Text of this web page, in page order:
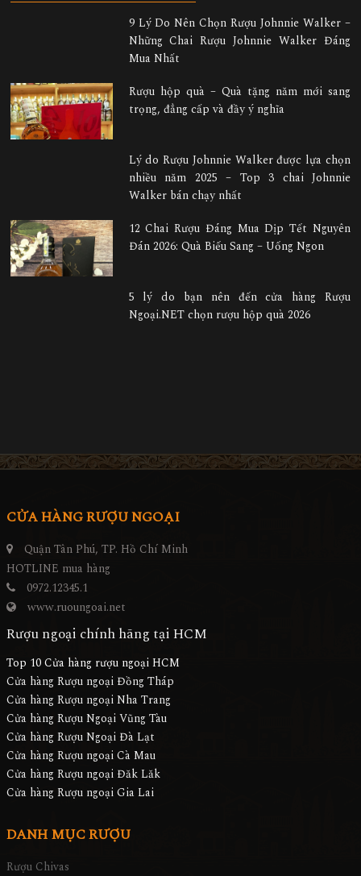
9 Lý Do Nên Chọn Rượu Johnnie Walker –
Những Chai Rượu Johnnie Walker Đáng
Mua Nhất
Rượu hộp quà – Quà tặng năm mới sang
trọng, đẳng cấp và đầy ý nghĩa
Lý do Rượu Johnnie Walker được lựa chọn
nhiều năm 2025 – Top 3 chai Johnnie
Walker bán chạy nhất
12 Chai Rượu Đáng Mua Dịp Tết Nguyên
Đán 2026: Quà Biếu Sang – Uống Ngon
5 lý do bạn nên đến cửa hàng Rượu
Ngoại.NET chọn rượu hộp quà 2026
CỬA HÀNG RƯỢU NGOẠI
Quận Tân Phú, TP. Hồ Chí Minh
HOTLINE mua hàng
0972.12345.1
www.ruoungoai.net
Rượu ngoại chính hãng tại HCM
Top 10 Cửa hàng rượu ngoại HCM
Cửa hàng Rượu ngoại Đồng Tháp
Cửa hàng Rượu ngoại Nha Trang
Cửa hàng Rượu Ngoại Vũng Tàu
Cửa hàng Rượu Ngoại Đà Lạt
Cửa hàng Rượu ngoại Cà Mau
Cửa hàng Rượu ngoại Đăk Lăk
Cửa hàng Rượu ngoại Gia Lai
DANH MỤC RƯỢU
Rượu Chivas